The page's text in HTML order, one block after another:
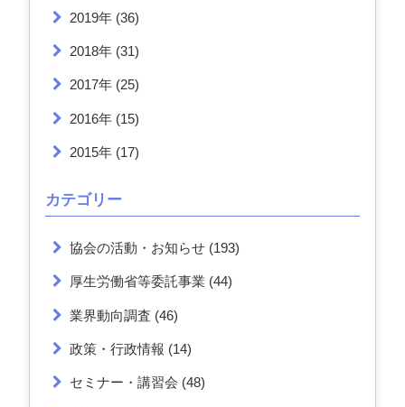
2019年(36)
2018年(31)
2017年(25)
2016年(15)
2015年(17)
カテゴリー
協会の活動・お知らせ(193)
厚生労働省等委託事業 (44)
業界動向調査 (46)
政策・行政情報 (14)
セミナー・講習会 (48)